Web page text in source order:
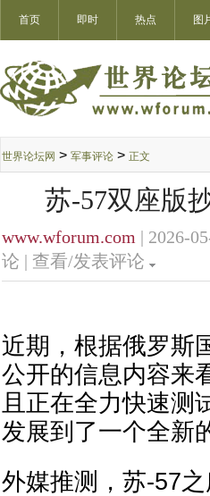
首页 即时 热点 图
世界论坛网 > 军事评论 > 正文
苏-57双座版
www.wforum.com | 2026-
论 | 查看/发表评论
近期，根据俄罗斯
公开的信息内容来
且正在全力快速测
发展到了一个全新
外媒推测，苏-57